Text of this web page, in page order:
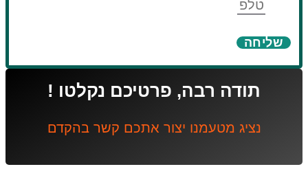
שליחה
תודה רבה, פרטיכם נקלטו !
נציג מטעמנו יצור אתכם קשר בהקדם